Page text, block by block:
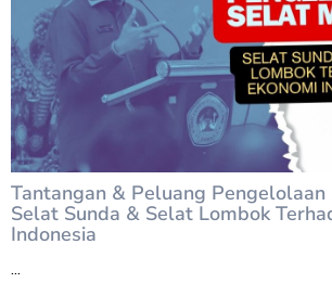
Tantangan & Peluang
Selat Sunda & Selat Lombok
Indonesia
...